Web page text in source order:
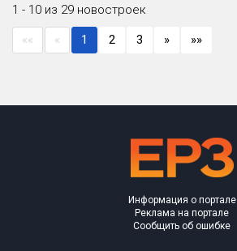
1 - 10 из 29 новостроек
«« « 1 2 3 » »»
Информация о портале
Реклама на портале
Сообщить об ошибке